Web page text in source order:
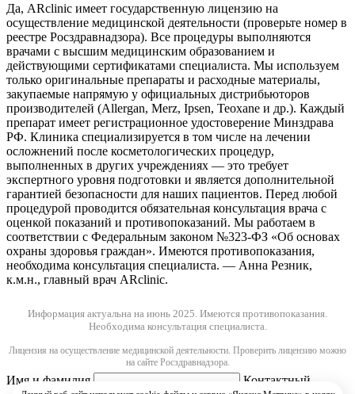
Да, ARclinic имеет государственную лицензию на
осуществление медицинской деятельности (проверьте номер в
реестре Росздравнадзора). Все процедуры выполняются
врачами с высшим медицинским образованием и
действующими сертификатами специалиста. Мы используем
только оригинальные препараты и расходные материалы,
закупаемые напрямую у официальных дистрибьюторов
производителей (Allergan, Merz, Ipsen, Teoxane и др.). Каждый
препарат имеет регистрационное удостоверение Минздрава
РФ. Клиника специализируется в том числе на лечении
осложнений после косметологических процедур,
выполненных в других учреждениях — это требует
экспертного уровня подготовки и является дополнительной
гарантией безопасности для наших пациентов. Перед любой
процедурой проводится обязательная консультация врача с
оценкой показаний и противопоказаний. Мы работаем в
соответствии с Федеральным законом №323-ФЗ «Об основах
охраны здоровья граждан». Имеются противопоказания,
необходима консультация специалиста. — Анна Резник,
к.м.н., главный врач ARclinic.
Информация актуальна на июнь 2025. Имеются противопоказания.
Необходима консультация специалиста.
Лицензия на осуществление медицинской деятельности. Проверить лицензию можно
на сайте Росздравнадзора.
Имя и фамилия
Контактный